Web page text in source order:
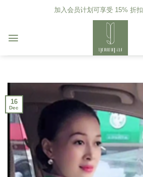
加入会员计划可享受 15% 折扣
16
Dec